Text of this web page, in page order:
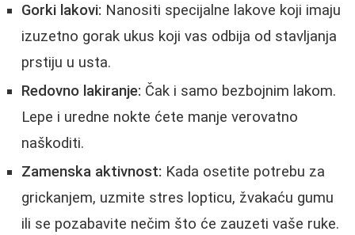
Gorki lakovi: Nanositi specijalne lakove koji imaju
izuzetno gorak ukus koji vas odbija od stavljanja
prstiju u usta.
Redovno lakiranje: Čak i samo bezbojnim lakom.
Lepe i uredne nokte ćete manje verovatno
naškoditi.
Zamenska aktivnost: Kada osetite potrebu za
grickanjem, uzmite stres lopticu, žvakaću gumu
ili se pozabavite nečim što će zauzeti vaše ruke.